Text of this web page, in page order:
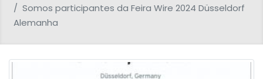
Somos participantes da Feira Wire 2024 Düsseldorf
Alemanha